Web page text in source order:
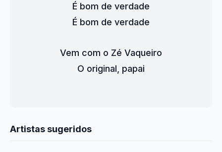
É bom de verdade
É bom de verdade
Vem com o Zé Vaqueiro
O original, papai
Artistas sugeridos